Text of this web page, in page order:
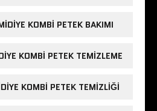
KOMBI PETEK BAKIMI
KOMBI PETEK TEMIZLEME
KOMBI PETEK TEMIZLIĞI